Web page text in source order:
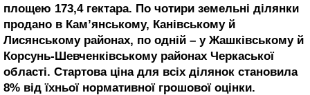
площею 173,4 гектара. По чотири земельні ділянки
продано в Кам’янському, Канівському й
Лисянському районах, по одній – у Жашківському й
Корсунь-Шевченківському районах Черкаської
області. Стартова ціна для всіх ділянок становила
8% від їхньої нормативної грошової оцінки.